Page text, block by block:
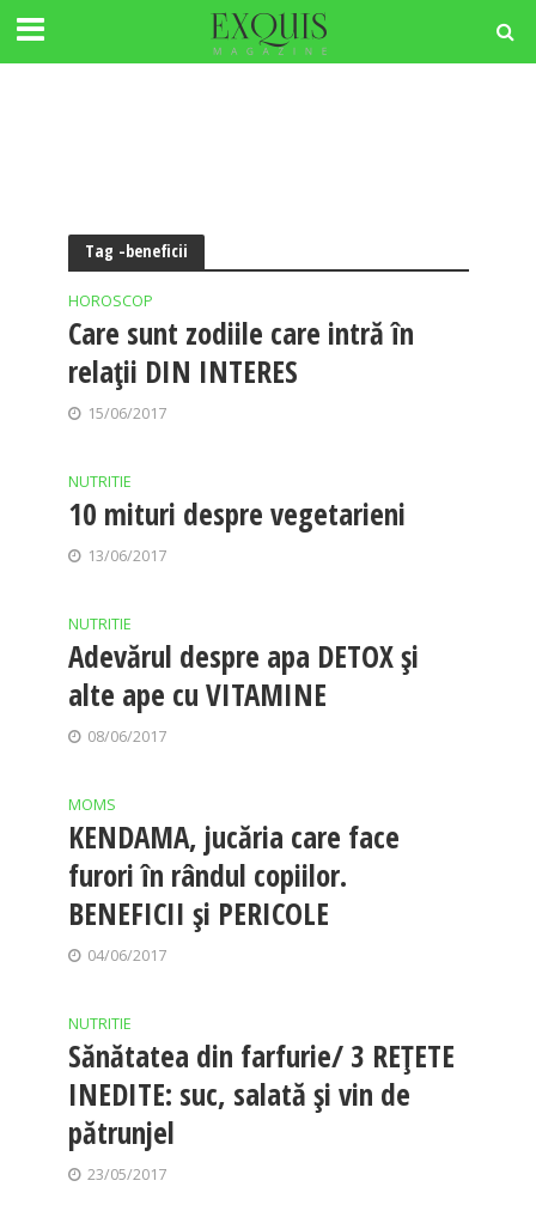
Tag -beneficii
HOROSCOP
Care sunt zodiile care intră în
relații DIN INTERES
15/06/2017
NUTRITIE
10 mituri despre vegetarieni
13/06/2017
NUTRITIE
Adevărul despre apa DETOX și
alte ape cu VITAMINE
08/06/2017
MOMS
KENDAMA, jucăria care face
furori în rândul copiilor.
BENEFICII și PERICOLE
04/06/2017
NUTRITIE
Sănătatea din farfurie/ 3 REȚETE
INEDITE: suc, salată și vin de
pătrunjel
23/05/2017